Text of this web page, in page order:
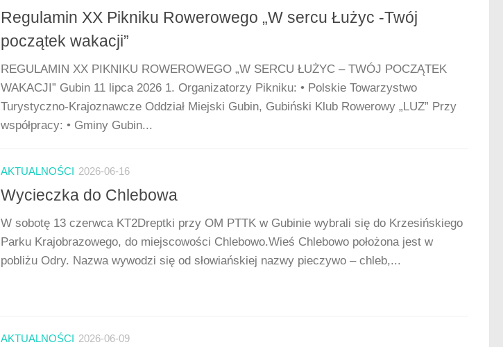
Regulamin XX Pikniku Rowerowego „W sercu Łużyc -Twój
początek wakacji”
REGULAMIN XX PIKNIKU ROWEROWEGO „W SERCU ŁUŻYC – TWÓJ POCZĄTEK
WAKACJI” Gubin 11 lipca 2026 1. Organizatorzy Pikniku: • Polskie Towarzystwo
Turystyczno-Krajoznawcze Oddział Miejski Gubin, Gubiński Klub Rowerowy „LUZ” Przy
współpracy: • Gminy Gubin...
AKTUALNOŚCI 2026-06-16
Wycieczka do Chlebowa
W sobotę 13 czerwca KT2Dreptki przy OM PTTK w Gubinie wybrali się do Krzesińskiego
Parku Krajobrazowego, do miejscowości Chlebowo.Wieś Chlebowo położona jest w
pobliżu Odry. Nazwa wywodzi się od słowiańskiej nazwy pieczywo – chleb,...
AKTUALNOŚCI 2026-06-09